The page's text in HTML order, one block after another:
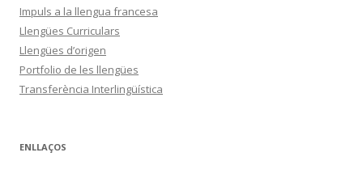
Impuls a la llengua francesa
Llengües Curriculars
Llengües d’origen
Portfolio de les llengües
Transferència Interlingüística
ENLLAÇOS